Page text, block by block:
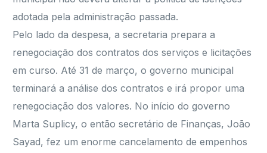
adotada pela administração passada.
Pelo lado da despesa, a secretaria prepara a
renegociação dos contratos dos serviços e licitações
em curso. Até 31 de março, o governo municipal
terminará a análise dos contratos e irá propor uma
renegociação dos valores. No início do governo
Marta Suplicy, o então secretário de Finanças, João
Sayad, fez um enorme cancelamento de empenhos